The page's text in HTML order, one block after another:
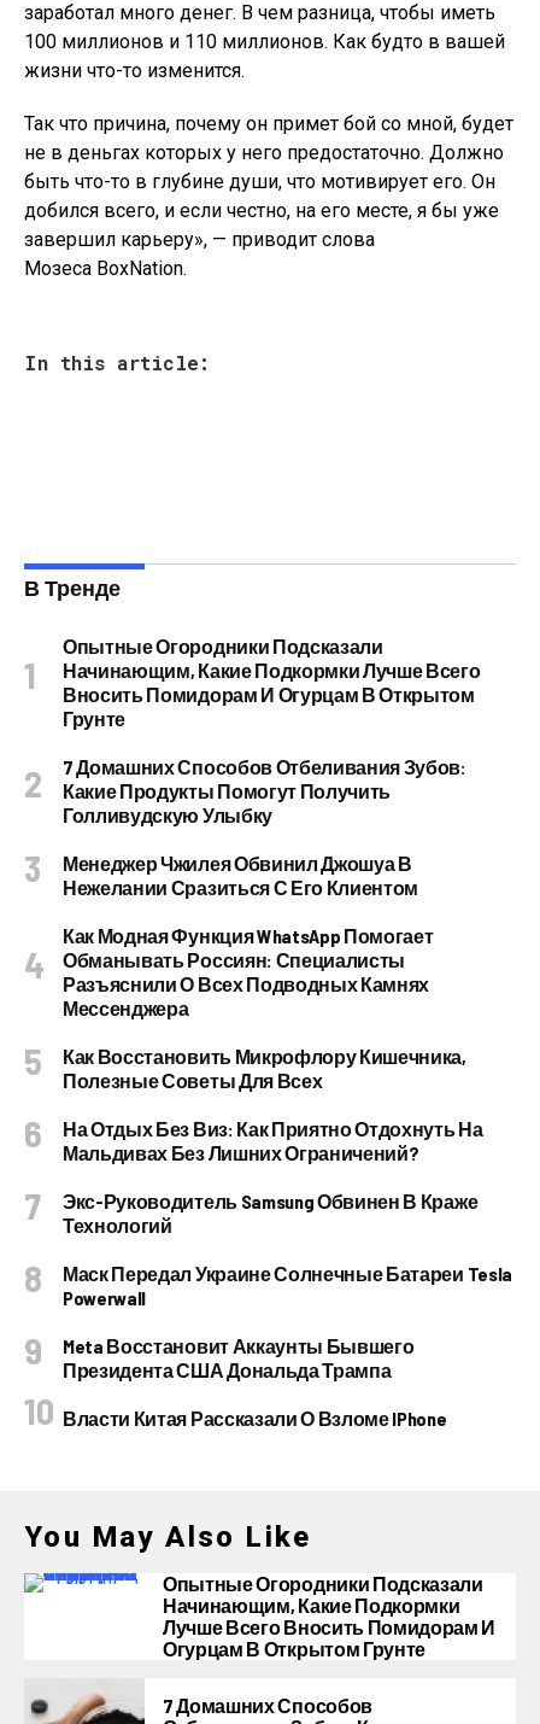
заработал много денег. В чем разница, чтобы иметь
100 миллионов и 110 миллионов. Как будто в вашей
жизни что-то изменится.
Так что причина, почему он примет бой со мной, будет
не в деньгах которых у него предостаточно. Должно
быть что-то в глубине души, что мотивирует его. Он
добился всего, и если честно, на его месте, я бы уже
завершил карьеру», — приводит слова
Мозеса BoxNation.
In this article:
В Тренде
Опытные Огородники Подсказали
Начинающим, Какие Подкормки Лучше Всего
Вносить Помидорам И Огурцам В Открытом
Грунте
7 Домашних Способов Отбеливания Зубов:
Какие Продукты Помогут Получить
Голливудскую Улыбку
Менеджер Чжилея Обвинил Джошуа В
Нежелании Сразиться С Его Клиентом
Как Модная Функция WhatsApp Помогает
Обманывать Россиян: Специалисты
Разъяснили О Всех Подводных Камнях
Мессенджера
Как Восстановить Микрофлору Кишечника,
Полезные Советы Для Всех
На Отдых Без Виз: Как Приятно Отдохнуть На
Мальдивах Без Лишних Ограничений?
Экс-Руководитель Samsung Обвинен В Краже
Технологий
Маск Передал Украине Солнечные Батареи Tesla
Powerwall
Meta Восстановит Аккаунты Бывшего
Президента США Дональда Трампа
Власти Китая Рассказали О Взломе IPhone
You May Also Like
Опытные Огородники Подсказали
Начинающим, Какие Подкормки
Лучше Всего Вносить Помидорам И
Огурцам В Открытом Грунте
7 Домашних Способов